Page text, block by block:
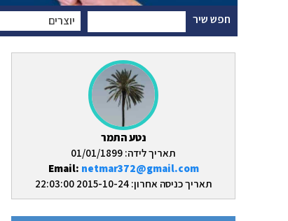
חפש שיר יוצרים
נטע התמר
תאריך לידה: 01/01/1899
Email: netmar372@gmail.com
תאריך כניסה אחרון: 2015-10-24 22:03:00